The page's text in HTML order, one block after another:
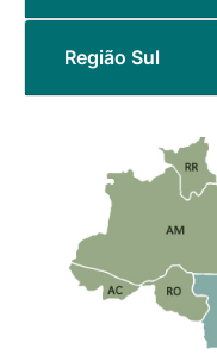
Região Sul